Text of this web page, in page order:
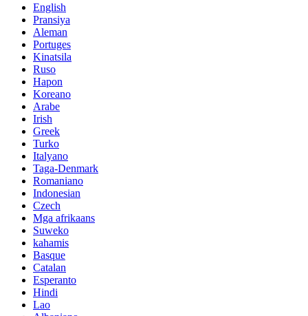
English
Pransiya
Aleman
Portuges
Kinatsila
Ruso
Hapon
Koreano
Arabe
Irish
Greek
Turko
Italyano
Taga-Denmark
Romaniano
Indonesian
Czech
Mga afrikaans
Suweko
kahamis
Basque
Catalan
Esperanto
Hindi
Lao